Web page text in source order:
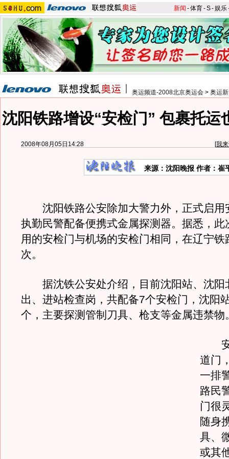
新闻 -体育-S-娱乐
奥运频道-2008北京奥运会 > 奥运
沈阳铁路增设“安检门” 包裹托运
2008年08月05日14:28 [我
来源：沈阳晚报 作者：崔
沈阳铁路公安除加大警力外，正式启用
执勤民警配备便携式金属探测器。据悉，此
用的安检门与机场的安检门相同，在辽宁铁
次。
据沈铁公安处介绍，目前沈阳站、沈阳
出、进站检查岗，共配备7个安检门，沈阳
个，主要探测管制刀具、枪支等金属违禁物
安
道门
一排
路民
门很
随身
具、
或其